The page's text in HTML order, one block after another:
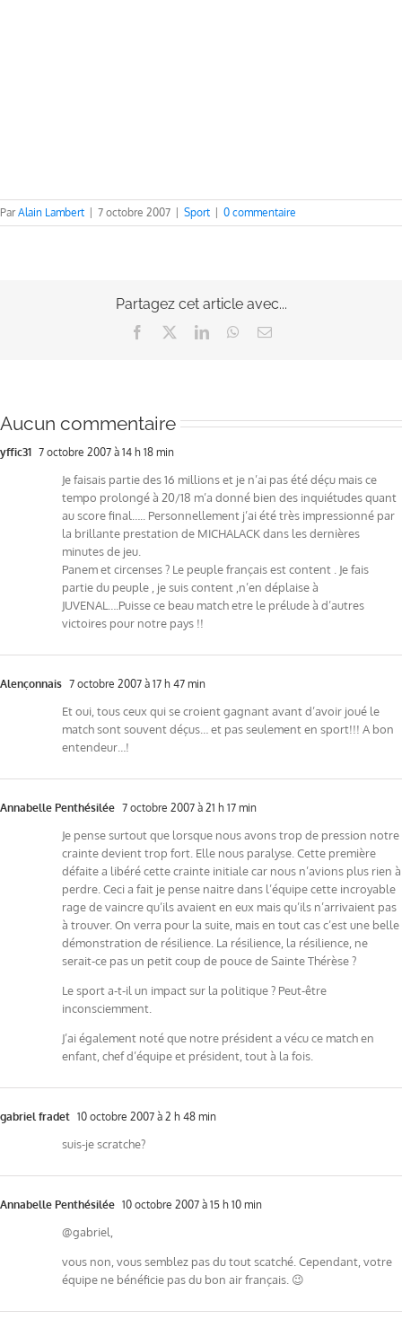
ParAlain Lambert 7 octobre 2007 Sport 0 commentaire
Partagez cet article avec...
Facebook LinkedInWhatsApp
Email
Aucun commentaire
yffic31 7 octobre 2007 à 14 h 18 min
Je faisais partie des 16 millions et je n’ai pas été déçu mais ce
tempo prolongé à 20/18 m’a donné bien des inquiétudes quant
au score final….. Personnellement j’ai été très impressionné par
la brillante prestation de MICHALACK dans les dernières
minutes de jeu.
Panem et circenses ? Le peuple français est content . Je fais
partie du peuple , je suis content ,n’en déplaise à
JUVENAL….Puisse ce beau match etre le prélude à d’autres
victoires pour notre pays !!
Alençonnais 7 octobre 2007 à 17 h 47 min
Et oui, tous ceux qui se croient gagnant avant d’avoir joué le
match sont souvent déçus… et pas seulement en sport!!! A bon
entendeur…!
Annabelle Penthésilée 7 octobre 2007 à 21 h 17 min
Je pense surtout que lorsque nous avons trop de pression notre
crainte devient trop fort. Elle nous paralyse. Cette première
défaite a libéré cette crainte initiale car nous n’avions plus rien à
perdre. Ceci a fait je pense naitre dans l’équipe cette incroyable
rage de vaincre qu’ils avaient en eux mais qu’ils n’arrivaient pas
à trouver. On verra pour la suite, mais en tout cas c’est une belle
démonstration de résilience. La résilience, la résilience, ne
serait-ce pas un petit coup de pouce de Sainte Thérèse ?
Le sport a-t-il un impact sur la politique ? Peut-être
inconsciemment.
J’ai également noté que notre président a vécu ce match en
enfant, chef d’équipe et président, tout à la fois.
gabriel fradet 10 octobre 2007 à 2 h 48 min
suis-je scratche?
Annabelle Penthésilée 10 octobre 2007 à 15 h 10 min
@gabriel,
vous non, vous semblez pas du tout scatché. Cependant, votre
équipe ne bénéficie pas du bon air français. 😉